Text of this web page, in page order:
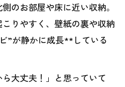
のお部屋や床に近い収納。
りやすく、壁紙の裏や収納
”が静かに成長**している
ら大丈夫！」と思っていて